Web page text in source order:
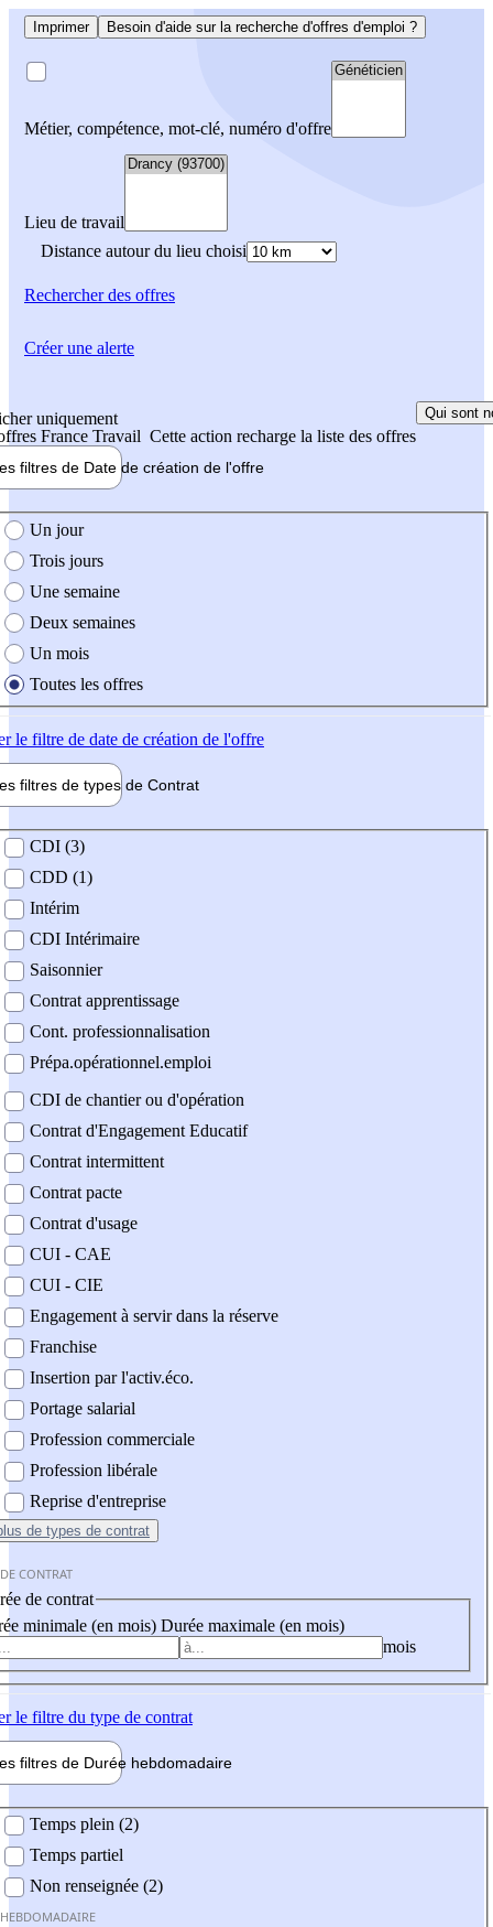
Imprimer Besoin d'aide sur la recherche d'offres d'emploi ?
Métier, compétence, mot-clé, numéro d'offre
Lieu de travail
Distance autour du lieu choisi
Rechercherdes offres
uniquement
France Travail Cette action recharge la liste des offres
Qui sont
filtres de Date de création de l'offre
création de l'offre
Un jour
Trois jours
Une semaine
Deux semaines
Un mois
Toutes les offres
le filtre de date de création de l'offre
filtres de types de Contrat
contrat
CDI (3)
CDD (1)
Intérim
CDI Intérimaire
Saisonnier
Contrat apprentissage
Cont. professionnalisation
Prépa.opérationnel.emploi
CDI de chantier ou d'opération
Contrat d'Engagement Educatif
Contrat intermittent
Contrat pacte
Contrat d'usage
CUI - CAE
CUI - CIE
Engagement à servir dans la réserve
Franchise
Insertion par l'activ.éco.
Portage salarial
Profession commerciale
Profession libérale
Reprise d'entreprise
de types de contrat
CONTRAT
de contrat
minimale (en mois) Durée maximale (en mois)
mois
le filtre du type de contrat
filtres de Durée hebdomadaire
Temps plein (2)
Temps partiel
Non renseignée (2)
Créer une alerte